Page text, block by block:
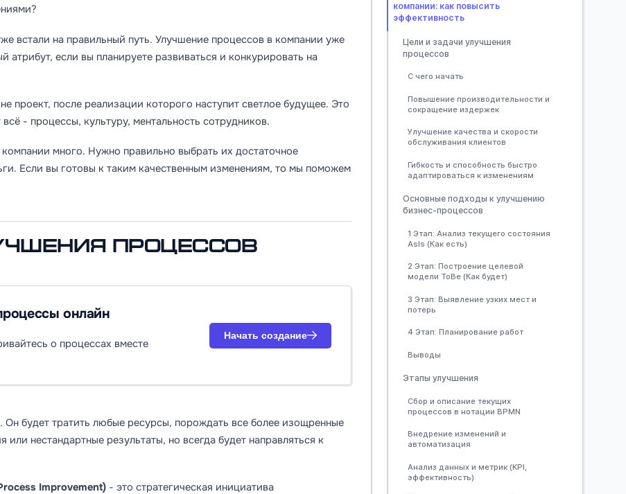
встали на правильный путь. Улучшение процессов в компании уже
атрибут, если вы планируете развиваться и конкурировать на
проект, после реализации которого наступит светлое будущее. Это
- процессы, культуру, ментальность сотрудников.
много. Нужно правильно выбрать их достаточное
Если вы готовы к таким качественным изменениям, то мы поможем
процессов
онлайн
о процессах вместе
Начать создание
будет тратить любые ресурсы, порождать все более изощренные
нестандартные результаты, но всегда будет направляться к
Improvement) - это стратегическая инициатива
компании: как повысить
эффективность
Цели и задачи улучшения
процессов
С чего начать
Повышение производительности и
сокращение издержек
Улучшение качества и скорости
обслуживания клиентов
Гибкость и способность быстро
адаптироваться к изменениям
Основные подходы к улучшению
бизнес-процессов
1 Этап: Анализ текущего состояния
AsIs (Как есть)
2 Этап: Построение целевой
модели ToBe (Как будет)
3 Этап: Выявление узких мест и
потерь
4 Этап: Планирование работ
Выводы
Этапы улучшения
Сбор и описание текущих
процессов в нотации BPMN
Внедрение изменений и
автоматизация
Анализ данных и метрик (KPI,
эффективность)